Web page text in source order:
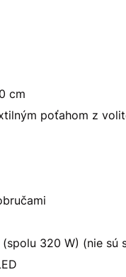
cm
poťahom z
320 W) (nie sú